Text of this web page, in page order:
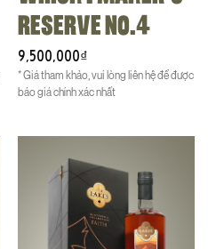
RESERVE NO.4
9,500,000₫
* Giá tham khảo, vui lòng liên hệ để được
báo giá chính xác nhất